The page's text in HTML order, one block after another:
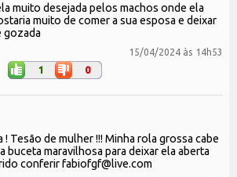
muito desejada pelos machos onde ela
muito de comer a sua esposa e deixar
gozada
15/04/2024 às 14h53
1 0
! Tesão de mulher !!! Minha rola grossa cabe
buceta maravilhosa para deixar ela aberta
conferir fabiofgf@live.com